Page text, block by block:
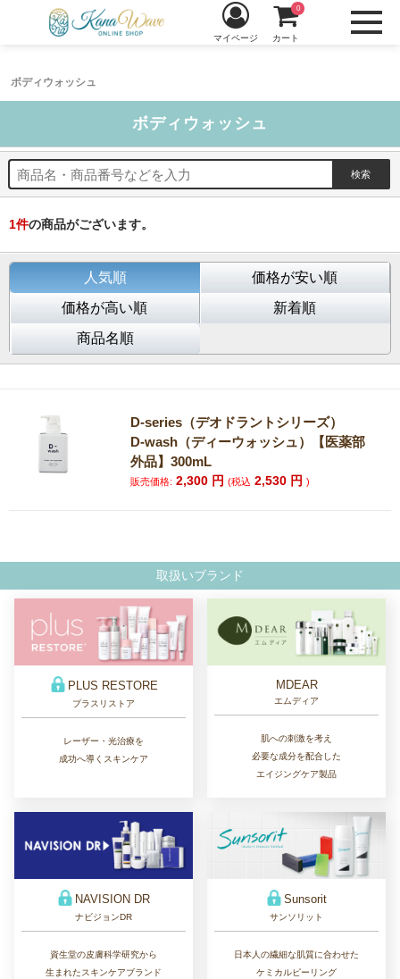
ボディウォッシュ
マイページ カート
0
ボディウォッシュ
1件の商品がございます。
人気順
価格が安い順
価格が高い順
新着順
商品名順
D-series（デオドラントシリーズ）
D-wash（ディーウォッシュ）【医薬部
外品】300mL
販売価格: 2,300 円(税込 2,530 円)
取扱いブランド
PLUS RESTORE
プラスリストア
レーザー・光治療を
成功へ導くスキンケア
MDEAR
エムディア
肌への刺激を考え
必要な成分を配合した
エイジングケア製品
NAVISION DR
ナビジョンDR
資生堂の皮膚科学研究から
生まれたスキンケアブランド
Sunsorit
サンソリット
日本人の繊細な肌質に合わせた
ケミカルピーリング